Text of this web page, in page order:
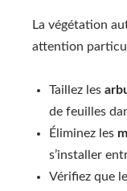
La végétation
attention
Taillez les
de feuilles
Éliminez les
s’installer
Vérifiez que